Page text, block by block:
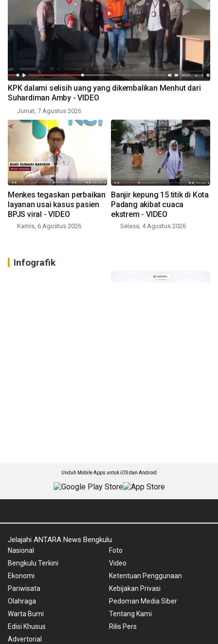
KPK dalami selisih uang yang dikembalikan Menhut dari
Suhardiman Amby - VIDEO
Jumat, 7 Agustus 2026
Menkes tegaskan perbaikan
layanan usai kasus pasien
BPJS viral - VIDEO
Kamis, 6 Agustus 2026
Banjir kepung 15 titik di Kota
Padang akibat cuaca
ekstrem - VIDEO
Selasa, 4 Agustus 2026
Infografik
Unduh Mobile Apps untuk iOS dan Android
Jelajahi ANTARA News Bengkulu
Nasional
Bengkulu Terkini
Ekonomi
Pariwisata
Olahraga
Warta Bumi
Edisi Khusus
Advertorial
Foto
Video
Ketentuan Penggunaan
Kebijakan Privasi
Pedoman Media Siber
Tentang Kami
Rilis Pers